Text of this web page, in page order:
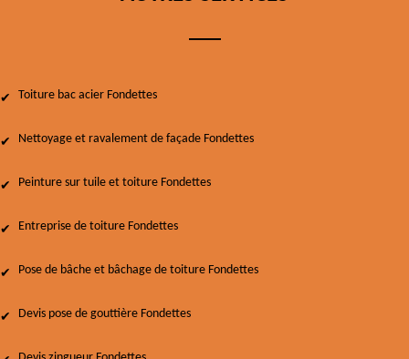
Toiture bac acier Fondettes
Nettoyage et ravalement de façade Fondettes
Peinture sur tuile et toiture Fondettes
Entreprise de toiture Fondettes
Pose de bâche et bâchage de toiture Fondettes
Devis pose de gouttière Fondettes